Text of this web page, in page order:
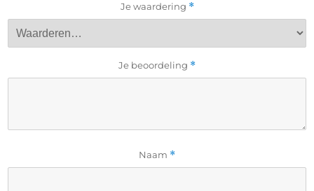
Je waardering *
Je beoordeling *
Naam *